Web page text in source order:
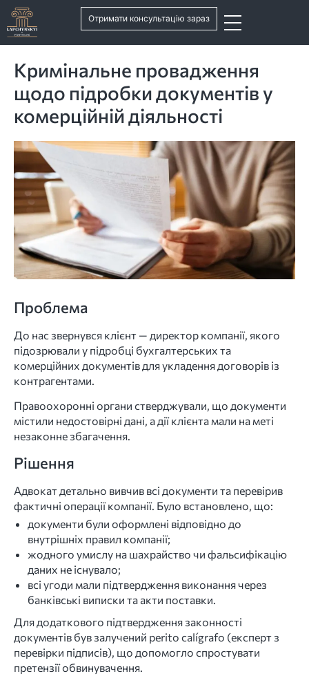
Отримати консультацію зараз
Кримінальне провадження
щодо підробки документів у
комерційній діяльності
Проблема
До нас звернувся клієнт — директор компанії, якого
підозрювали у підробці бухгалтерських та
комерційних документів для укладення договорів із
контрагентами.
Правоохоронні органи стверджували, що документи
містили недостовірні дані, а дії клієнта мали на меті
незаконне збагачення.
Рішення
Адвокат детально вивчив всі документи та перевірив
фактичні операції компанії. Було встановлено, що:
документи були оформлені відповідно до
внутрішніх правил компанії;
жодного умислу на шахрайство чи фальсифікацію
даних не існувало;
всі угоди мали підтвердження виконання через
банківські виписки та акти поставки.
Для додаткового підтвердження законності
документів був залучений perito calígrafo (експерт з
перевірки підписів), що допомогло спростувати
претензії обвинувачення.